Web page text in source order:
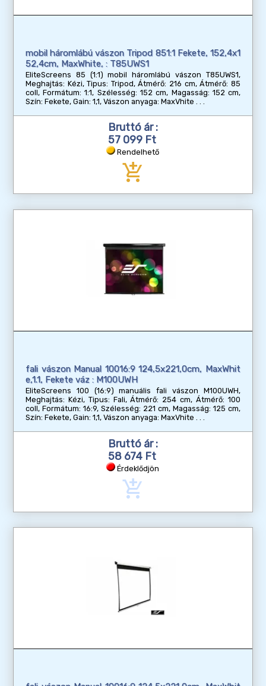
mobil háromlábú vászon Tripod 851:1 Fekete, 152,4x1
52,4cm, MaxWhite, : T85UWS1
EliteScreens 85 (1:1) mobil háromlábú vászon T85UWS1,
Meghajtás: Kézi, Tipus: Tripod, Átmérő: 216 cm, Átmérő: 85
coll, Formátum: 1:1, Szélesség: 152 cm, Magasság: 152 cm,
Szín: Fekete, Gain: 1,1, Vászon anyaga: MaxVhite
Bruttó ár :
57 099 Ft
Rendelhető
add_shopping_cart
fali vászon Manual 10016:9 124,5x221,0cm, MaxWhit
e,1.1, Fekete váz : M100UWH
EliteScreens 100 (16:9) manuális fali vászon M100UWH,
Meghajtás: Kézi, Tipus: Fali, Átmérő: 254 cm, Átmérő: 100
coll, Formátum: 16:9, Szélesség: 221 cm, Magasság: 125 cm,
Szín: Fekete, Gain: 1,1, Vászon anyaga: MaxVhite
Bruttó ár :
58 674 Ft
Érdeklődjön
add_shopping_cart